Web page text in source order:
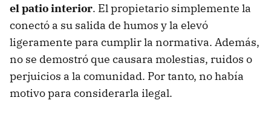
el patio interior. El propietario simplemente la
conectó a su salida de humos y la elevó
ligeramente para cumplir la normativa. Además,
no se demostró que causara molestias, ruidos o
perjuicios a la comunidad. Por tanto, no había
motivo para considerarla ilegal.